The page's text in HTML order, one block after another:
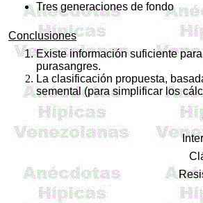
Tres generaciones de fondo
Conclusiones
Existe información suficiente
purasangres.
La clasificación propuesta,
semental (para simplificar los